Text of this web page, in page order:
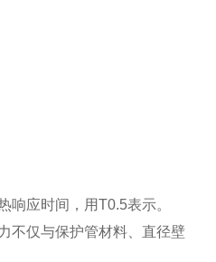
应时间，用T0.5表示。
不仅与保护管材料、直径壁